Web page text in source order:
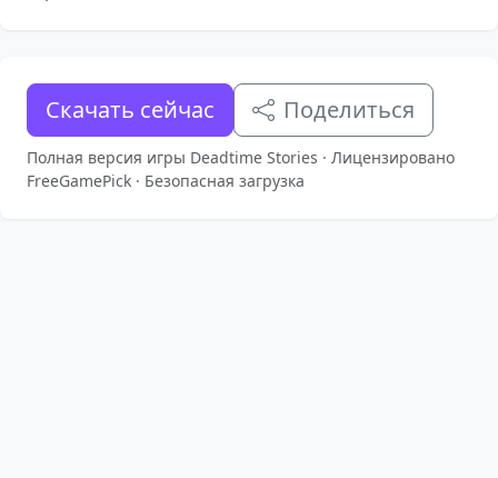
Скачать сейчас Поделиться
Полная версия игры Deadtime Stories · Лицензировано
FreeGamePick · Безопасная загрузка